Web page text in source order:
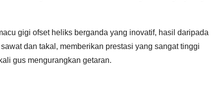
gigi ofset heliks berganda yang inovatif, hasil daripada
dan takal, memberikan prestasi yang sangat tinggi
gus mengurangkan getaran.